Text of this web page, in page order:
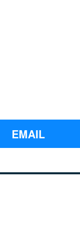
EMAIL